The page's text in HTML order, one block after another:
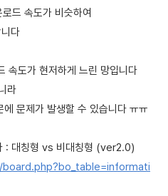
드 속도가 비슷하여
다
속도가 현저하게 느린 망입니다
라
문제가 발생할 수 있습니다 ㅠㅠ
: 대칭형 vs 비대칭형 (ver2.0)